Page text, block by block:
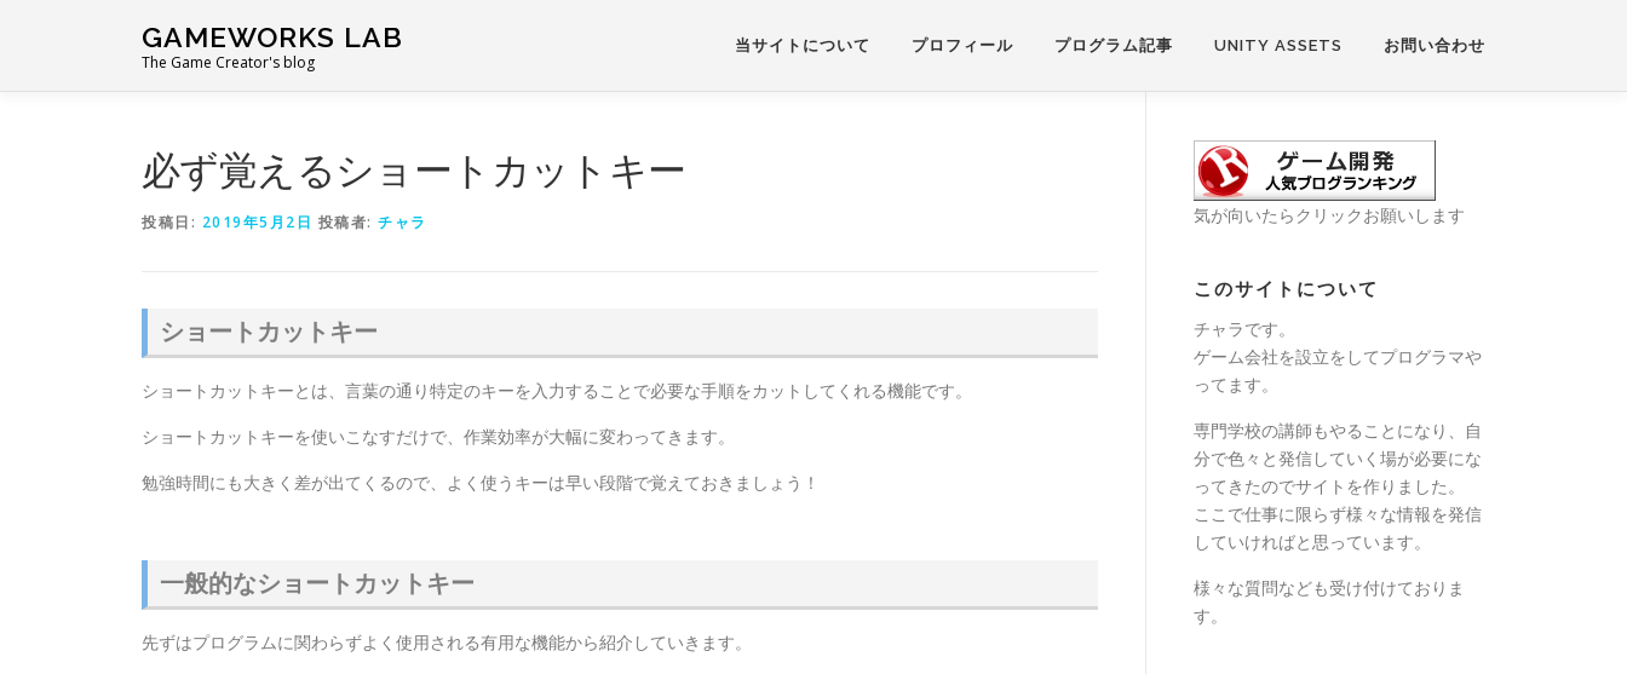
ン
GAMEWORKS LAB
The Game Creator's blog
当サイトについて プロフィール プログラム記事 UNITY ASSETS お問い合わせ
必ず覚えるショートカットキー
投稿日: 2019年5月2日 投稿者: チャラ
ショートカットキー
ショートカットキーとは、言葉の通り特定のキーを入力することで必要な手順をカットしてくれる機能です。
ショートカットキーを使いこなすだけで、作業効率が大幅に変わってきます。
勉強時間にも大きく差が出てくるので、よく使うキーは早い段階で覚えておきましょう！
一般的なショートカットキー
先ずはプログラムに関わらずよく使用される有用な機能から紹介していきます。
気が向いたらクリックお願いします
このサイトについて
チャラです。
ゲーム会社を設立をしてプログラマや
ってます。
専門学校の講師もやることになり、自
分で色々と発信していく場が必要にな
ってきたのでサイトを作りました。
ここで仕事に限らず様々な情報を発信
していければと思っています。
様々な質問なども受け付けておりま
す。